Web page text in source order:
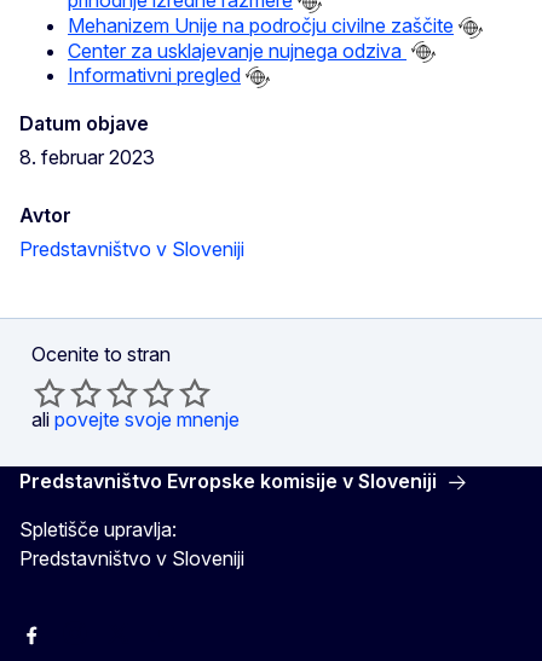
Mehanizem Unije na področju civilne zaščite
Center za usklajevanje nujnega odziva
Informativni pregled
Datum objave
8. februar 2023
Avtor
Predstavništvo v Sloveniji
Ocenite to stran
ali povejte svoje mnenje
Predstavništvo Evropske komisije v Sloveniji
Spletišče upravlja:
Predstavništvo v Sloveniji
Facebook